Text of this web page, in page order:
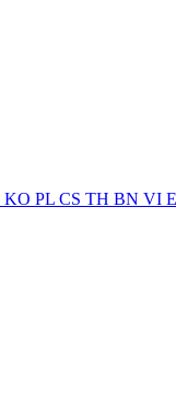
KO PL CS TH BN VI